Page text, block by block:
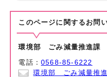
このページに関する お問
環境部 ごみ減量推進課
電話：0568-85-6222
環境部 ごみ減量推